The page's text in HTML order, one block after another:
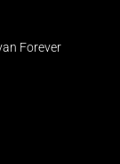
Forever